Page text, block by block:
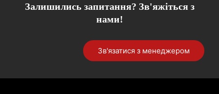
Залишились запитання? Зв'яжіться з
нами!
Зв'язатися з менеджером